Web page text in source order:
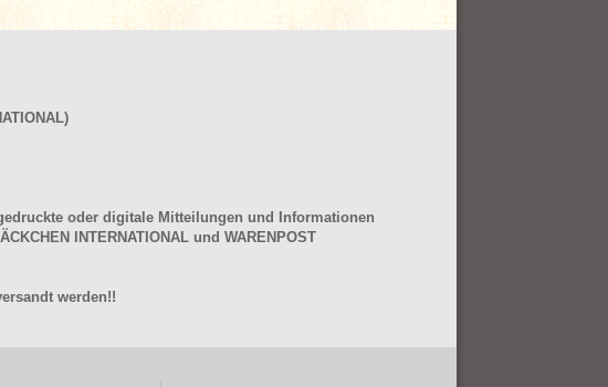
oder digitale Mitteilungen und Informationen
INTERNATIONAL und WARENPOST
werden!!